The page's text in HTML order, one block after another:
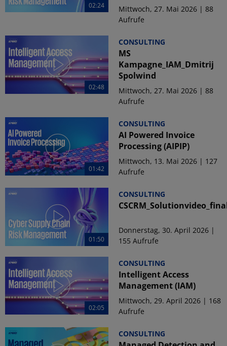
02:24
Mittwoch, 27. Mai 2026 | 88
Aufrufe
02:48
CONSULTING
MS
Kampagne_IAM_Dmitrij
Spolwind
Mittwoch, 27. Mai 2026 | 88
Aufrufe
01:42
CONSULTING
AI Powered Invoice
Processing (AIPIP)
Mittwoch, 13. Mai 2026 | 127
Aufrufe
01:50
CONSULTING
Donnerstag, 30. April 2026 |
155 Aufrufe
02:05
CONSULTING
Intelligent Access
Management (IAM)
Mittwoch, 29. April 2026 | 168
Aufrufe
CONSULTING